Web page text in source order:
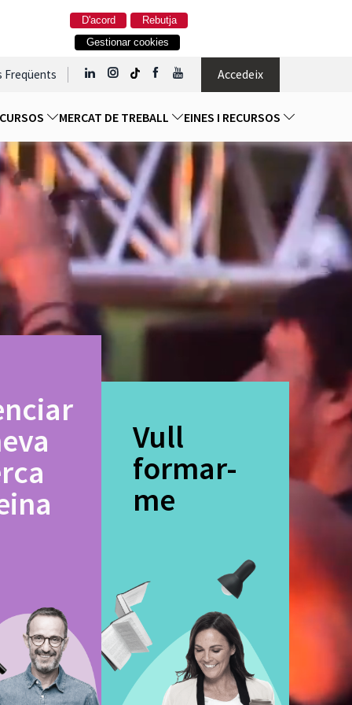
Rebutja
D'acord
Gestionar cookies
Freqüents Accedeix
MERCAT DE TREBALL EINES I RECURSOS
Vull
formar-
me